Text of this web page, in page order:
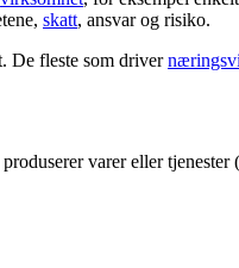
skatt, ansvar og risiko.
De fleste som driver
varer eller